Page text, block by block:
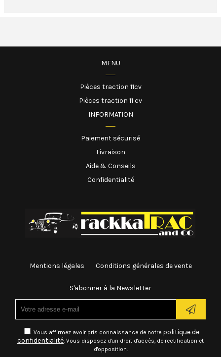
MENU
Pièces traction 11cv
Pièces traction 11 cv
INFORMATION
Paiement sécurisé
Livraison
Aide & Conseils
Confidentialité
Mentions légales Conditions générales de vente
S'abonner à la Newsletter
Vous affirmez avoir pris connaissance de notre politique de
confidentialité. Vous disposez d'un droit d'accès, de rectification et
d'opposition.